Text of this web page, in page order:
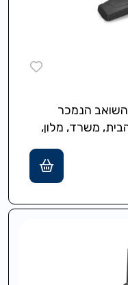
שואב אבק רב-תכליתי, Hetty השואב הנמכר
משרד, מלון,